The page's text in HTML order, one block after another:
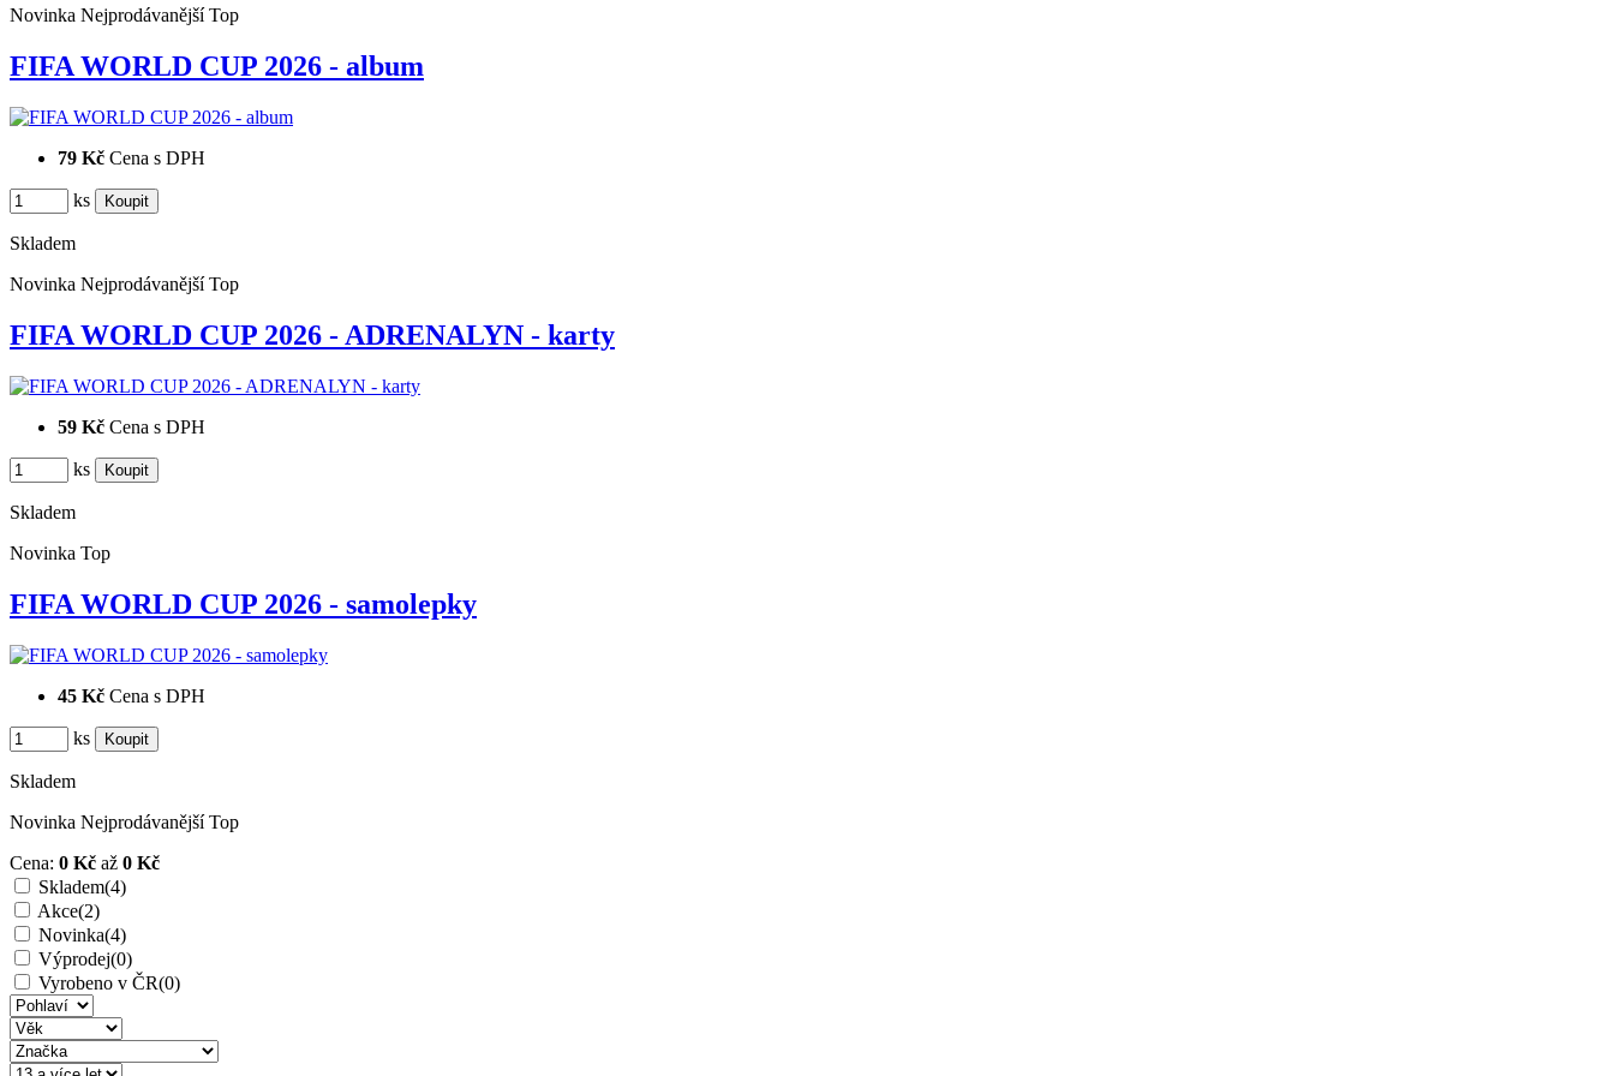
Novinka Nejprodávanější Top
FIFA WORLD CUP 2026 - album
79 Kč Cena s DPH
ks
Skladem
Novinka Nejprodávanější Top
FIFA WORLD CUP 2026 - ADRENALYN - karty
59 Kč Cena s DPH
ks
Skladem
Novinka Top
FIFA WORLD CUP 2026 - samolepky
45 Kč Cena s DPH
ks
Skladem
Novinka Nejprodávanější Top
Cena: 0 Kč až 0 Kč
Skladem(4)
Akce(2)
Novinka(4)
Výprodej(0)
Vyrobeno v ČR(0)